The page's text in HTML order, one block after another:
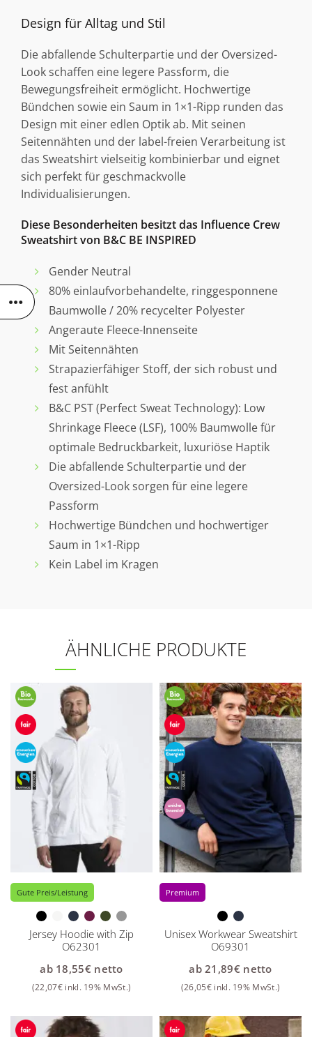
Design für Alltag und Stil
Die abfallende Schulterpartie und der Oversized-
Look schaffen eine legere Passform, die
Bewegungsfreiheit ermöglicht. Hochwertige
Bündchen sowie ein Saum in 1×1-Ripp runden das
Design mit einer edlen Optik ab. Mit seinen
Seitennähten und der label-freien Verarbeitung ist
das Sweatshirt vielseitig kombinierbar und eignet
sich perfekt für geschmackvolle
Individualisierungen.
Diese Besonderheiten besitzt das Influence Crew
Sweatshirt von B&C BE INSPIRED
Gender Neutral
80% einlaufvorbehandelte, ringgesponnene
Baumwolle / 20% recycelter Polyester
Angeraute Fleece-Innenseite
Mit Seitennähten
Strapazierfähiger Stoff, der sich robust und
fest anfühlt
B&C PST (Perfect Sweat Technology): Low
Shrinkage Fleece (LSF), 100% Baumwolle für
optimale Bedruckbarkeit, luxuriöse Haptik
Die abfallende Schulterpartie und der
Oversized-Look sorgen für eine legere
Passform
Hochwertige Bündchen und hochwertiger
Saum in 1×1-Ripp
Kein Label im Kragen
ÄHNLICHE PRODUKTE
Gute Preis/Leistung
Jersey Hoodie with Zip
O62301
ab 18,55€netto
(22,07€ inkl. 19% MwSt.)
Premium
Unisex Workwear Sweatshirt
O69301
ab21,89€netto
(26,05€ inkl. 19% MwSt.)